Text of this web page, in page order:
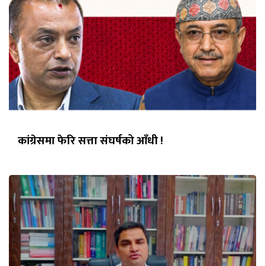
कांग्रेसमा फेरि सत्ता संघर्षको आँधी !